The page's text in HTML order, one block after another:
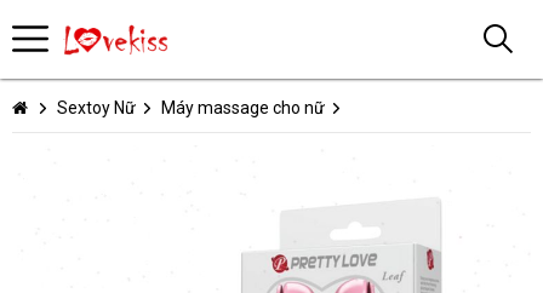
Sextoy Nữ Máy massage cho nữ